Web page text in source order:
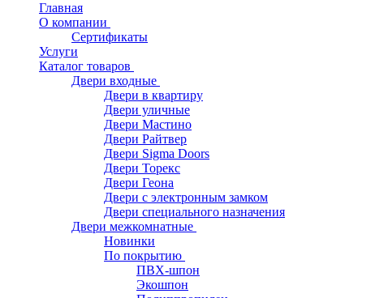
Главная
О компании
Сертификаты
Услуги
Каталог товаров
Двери входные
Двери в квартиру
Двери уличные
Двери Мастино
Двери Райтвер
Двери Sigma Doors
Двери Торекс
Двери Геона
Двери с электронным замком
Двери специального назначения
Двери межкомнатные
Новинки
По покрытию
ПВХ-шпон
Экошпон